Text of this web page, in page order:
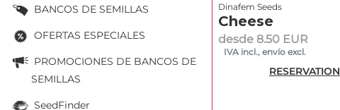
Dinafem Seeds
Cheese
desde 8.50 EUR
IVA incl., envío excl.
RESERVATION
BANCOS DE SEMILLAS
OFERTAS ESPECIALES
PROMOCIONES DE BANCOS DE
SEMILLAS
SeedFinder